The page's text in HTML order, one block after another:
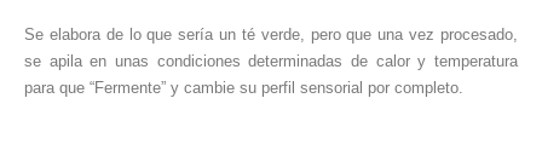
Se elabora de lo que sería un té verde, pero que una vez procesado,
se apila en unas condiciones determinadas de calor y temperatura
para que “Fermente” y cambie su perfil sensorial por completo.